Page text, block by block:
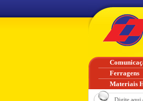
Ferragens
Materiais